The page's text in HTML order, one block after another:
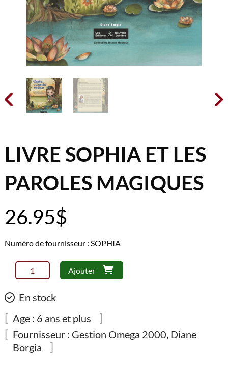
 
LIVRE SOPHIA ET LES
PAROLES MAGIQUES
26.95$
Numéro de fournisseur : SOPHIA
quantité
de
Livre
Sophia
et
paroles
magiques
Ajouter
En stock
Age : 6 ans et plus
Fournisseur : Gestion Omega 2000, Diane
Borgia